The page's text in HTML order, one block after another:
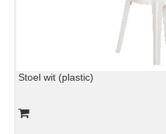
Stoel wit (plastic)